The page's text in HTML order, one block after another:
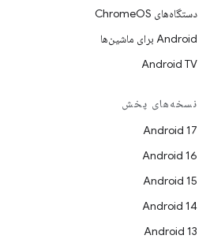
دستگاه‌های ChromeOS
Android برای ماشین‌ها
Android TV
نسخه‌های پخش
Android 17
Android 16
Android 15
Android 14
Android 13